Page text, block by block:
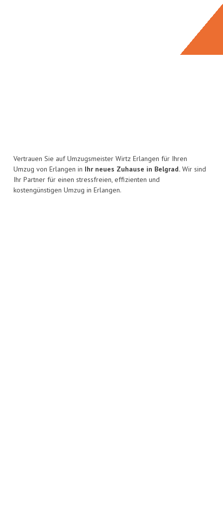
Vertrauen Sie auf Umzugsmeister Wirtz Erlangen für Ihren
Umzug von Erlangen in Ihr neues Zuhause in Belgrad. Wir sind
Ihr Partner für einen stressfreien, effizienten und
kostengünstigen Umzug in Erlangen.